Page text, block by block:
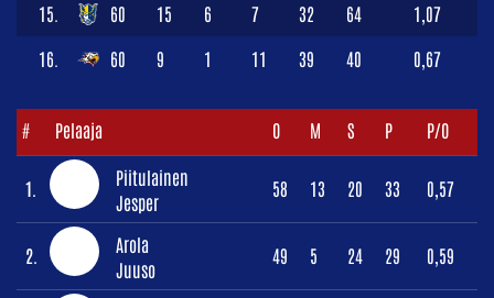
15. 60 15 6 7 32 64 1,07
16. 60 9 1 11 39 40 0,67
# Pelaaja O M S P P/O
1.
Piitulainen
Jesper
58 13 20 33 0,57
2.
Arola
Juuso
49 5 24 29 0,59